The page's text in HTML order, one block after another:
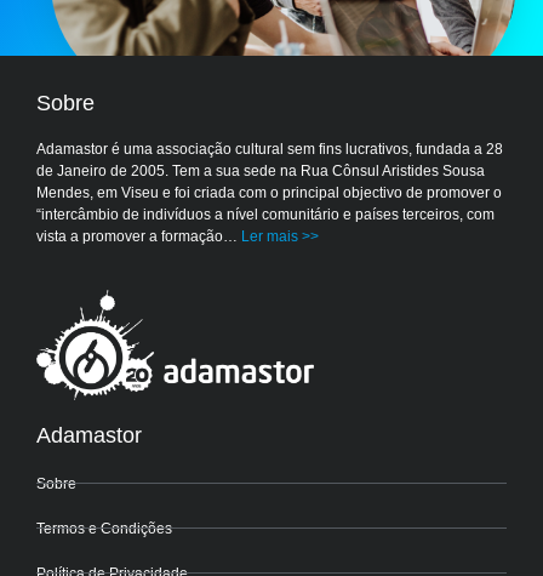
Sobre
Adamastor é uma associação cultural sem fins lucrativos, fundada a 28
de Janeiro de 2005. Tem a sua sede na Rua Cônsul Aristides Sousa
Mendes, em Viseu e foi criada com o principal objectivo de promover o
“intercâmbio de indivíduos a nível comunitário e países terceiros, com
vista a promover a formação… Ler mais >>
Adamastor
Sobre
Termos e Condições